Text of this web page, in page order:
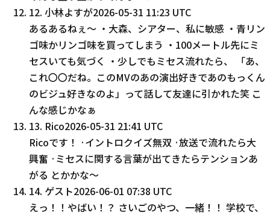
12. 小林よすが2026-05-31 11:23 UTC
あるあるねぇ〜 ・大森、シアター、私に敏感 ・青リン
ゴ味かリンゴ味を買ってしまう ・100メートル先にミ
セスいても気づく ・少しでもミセス流れたら、 「あ、
これ〇〇だね。このMVのあの演出好きであのもっくん
のビジュ好きなのよ」って話して友達に引かれた笑 こ
んな感じかなぁ
13. Rico2026-05-31 21:41 UTC
Ricoです！ ·イントロクイズ無双 ·放送で流れたら大
興奮 ·ミセスに関する言葉が出てきたらテンションあ
がる とかかな～
14. ゲスト2026-06-01 07:38 UTC
えっ！！やばい！？ さいごのやつ、一緒！！ 学校で、